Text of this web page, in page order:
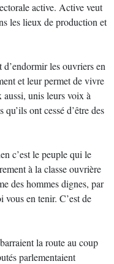
active. Active veut
les lieux de production et
les ouvriers en
et leur permet de vivre
aussi, unis leurs voix à
ont cessé d’être des
c’est le peuple qui le
à la classe ouvrière
des hommes dignes, par
en tenir. C’est de
la route au coup
parlementaient